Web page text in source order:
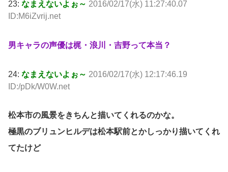
23: なまえないよぉ～ 2016/02/17(水) 11:27:40.07
ID:M6iZvrij.net
男キャラの声優は梶・浪川・吉野って本当？
24: なまえないよぉ～ 2016/02/17(水) 12:17:46.19
ID:/pDk/W0W.net
松本市の風景をきちんと描いてくれるのかな。
極黒のブリュンヒルデは松本駅前とかしっかり描いてくれ
てたけど